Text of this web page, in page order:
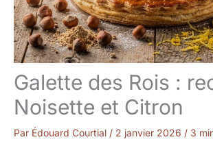
Galette des Rois :
Noisette et Citron
Par Édouard Courtial / 2 janvier 2026 / 3